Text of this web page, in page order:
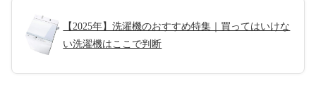
【2025年】洗濯機のおすすめ特集｜買ってはいけな
い洗濯機はここで判断